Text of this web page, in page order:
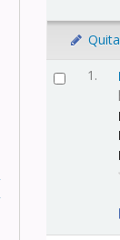
1.